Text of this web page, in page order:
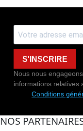
S'INSCRIRE
Nous nous
informations relatives
Conditions
NOS